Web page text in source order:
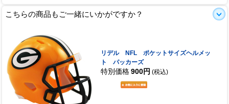
こちらの商品もご一緒にいかがですか？
リデル NFL ポケットサイズヘルメッ
ト パッカーズ
特別価格 900円 (税込)